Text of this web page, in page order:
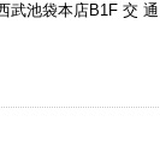
武池袋本店B1F 交